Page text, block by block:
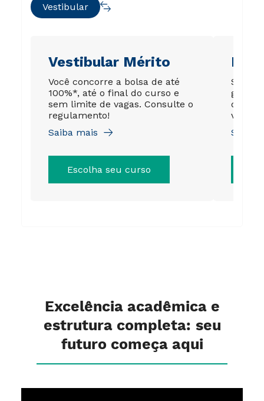
Vestibular
Vestibular Mérito
Você concorre a bolsa de até
100%*, até o final do curso e
sem limite de vagas. Consulte o
regulamento!
Saiba mais
Escolha seu curso
Sua
de até
válida
Saiba
Excelência acadêmica e
estrutura completa: seu
futuro começa aqui